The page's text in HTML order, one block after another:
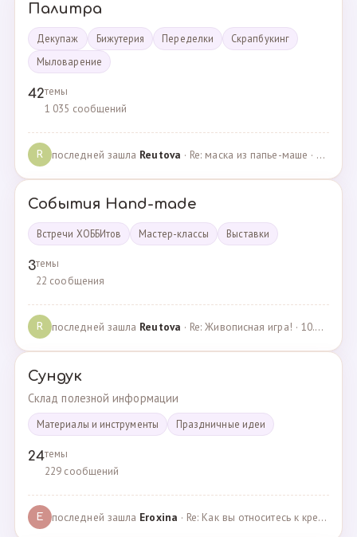
Палитра
Декупаж Бижутерия Переделки
Скрапбукинг
Мыловарение
42темы
1 035 сообщений
R последней зашла Reutova · Re: маска из папье-маше · 20.12.2022
События Hand-made
Встречи ХОББИтов Мастер-классы Выставки
3темы
22 сообщения
R последней зашла Reutova · Re: Живописная игра! · 10.12.2020
Сундук
Склад полезной информации
Материалы и инструменты Праздничные идеи
24темы
229 сообщений
E последней зашла Eroxina · Re: Как вы относитесь к кредитам? · 06.04.2025